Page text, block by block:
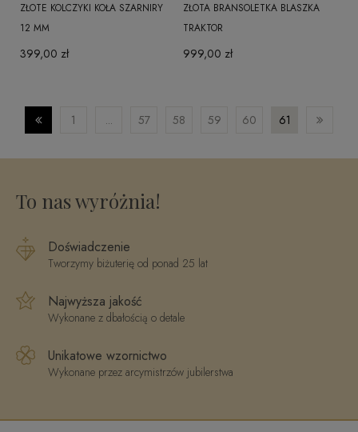
ZŁOTE KOLCZYKI KOŁA SZARNIRY
12 MM
399,00 zł
ZŁOTA BRANSOLETKA BLASZKA
TRAKTOR
999,00 zł
1 ... 57 58 59 60 61
To nas wyróżnia!
Doświadczenie
Tworzymy biżuterię od ponad 25 lat
Najwyższa jakość
Wykonane z dbałością o detale
Unikatowe wzornictwo
Wykonane przez arcymistrzów jubilerstwa